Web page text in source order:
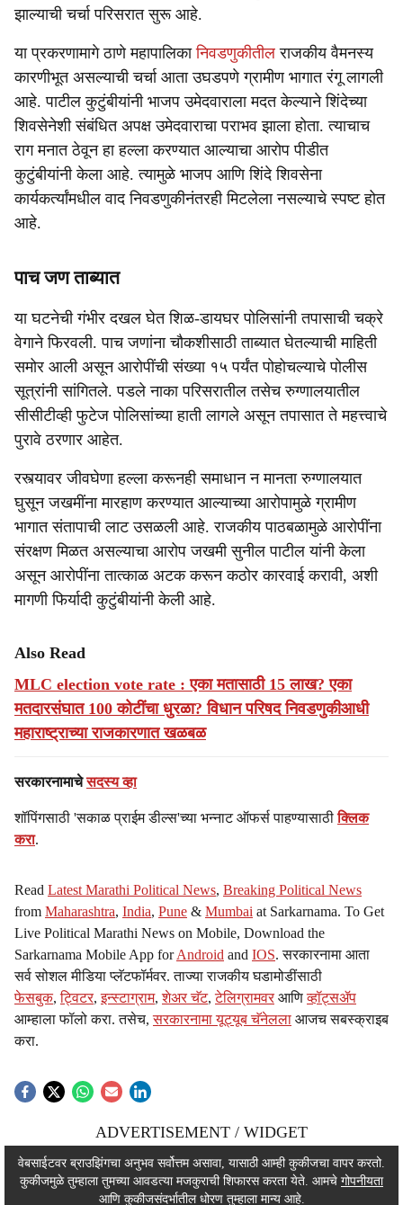
झाल्याची चर्चा परिसरात सुरू आहे.
या प्रकरणामागे ठाणे महापालिकानिवडणुकीतीलराजकीय वैमनस्य
कारणीभूत असल्याची चर्चा आता उघडपणे ग्रामीण भागात रंगू लागली
आहे. पाटील कुटुंबीयांनी भाजप उमेदवाराला मदत केल्याने शिंदेच्या
शिवसेनेशी संबंधित अपक्ष उमेदवाराचा पराभव झाला होता. त्याचाच
राग मनात ठेवून हा हल्ला करण्यात आल्याचा आरोप पीडीत
कुटुंबीयांनी केला आहे. त्यामुळे भाजप आणि शिंदे शिवसेना
कार्यकर्त्यांमधील वाद निवडणुकीनंतरही मिटलेला नसल्याचे स्पष्ट होत
आहे.
पाच जण ताब्यात
या घटनेची गंभीर दखल घेत शिळ-डायघर पोलिसांनी तपासाची चक्रे
वेगाने फिरवली. पाच जणांना चौकशीसाठी ताब्यात घेतल्याची माहिती
समोर आली असून आरोपींची संख्या १५ पर्यंत पोहोचल्याचे पोलीस
सूत्रांनी सांगितले. पडले नाका परिसरातील तसेच रुग्णालयातील
सीसीटीव्ही फुटेज पोलिसांच्या हाती लागले असून तपासात ते महत्त्वाचे
पुरावे ठरणार आहेत.
रस्त्यावर जीवघेणा हल्ला करूनही समाधान न मानता रुग्णालयात
घुसून जखमींना मारहाण करण्यात आल्याच्या आरोपामुळे ग्रामीण
भागात संतापाची लाट उसळली आहे. राजकीय पाठबळामुळे आरोपींना
संरक्षण मिळत असल्याचा आरोप जखमी सुनील पाटील यांनी केला
असून आरोपींना तात्काळ अटक करून कठोर कारवाई करावी, अशी
मागणी फिर्यादी कुटुंबीयांनी केली आहे.
Also Read
MLC election vote rate : एका मतासाठी 15 लाख? एका
मतदारसंघात 100 कोटींचा धुरळा? विधान परिषद निवडणुकीआधी
महाराष्ट्राच्या राजकारणात खळबळ
सरकारनामाचेसदस्य व्हा
शॉपिंगसाठी 'सकाळ प्राईम डील्स'च्या भन्नाट ऑफर्स पाहण्यासाठीक्लिक
करा.
Read Latest Marathi Political News, Breaking Political News
from Maharashtra, India, Pune & Mumbai at Sarkarnama. To Get
Live Political Marathi News on Mobile, Download the
Sarkarnama Mobile App forAndroid and IOS. सरकारनामा आता
सर्व सोशल मीडिया प्लॅटफॉर्मवर. ताज्या राजकीय घडामोडींसाठी
फेसबुक,ट्विटर,इन्स्टाग्राम,शेअर चॅट,टेलिग्रामवर आणिव्हॉट्सॲप
आम्हाला फॉलो करा. तसेच,सरकारनामा यूट्यूब चॅनेलला आजच सबस्क्राइब
करा.
ADVERTISEMENT / WIDGET
ADVERTISEMENT / WIDGET
ADVERTISEMENT / WIDGET
वेबसाईटवर ब्राउझिंगचा अनुभव सर्वोत्तम असावा, यासाठी आम्ही कुकीजचा वापर करतो.
कुकीजमुळे तुम्हाला तुमच्या आवडत्या मजकुराची शिफारस करता येते. आमचे गोपनीयता
आणि कुकीजसंदर्भातील धोरण तुम्हाला मान्य आहे.